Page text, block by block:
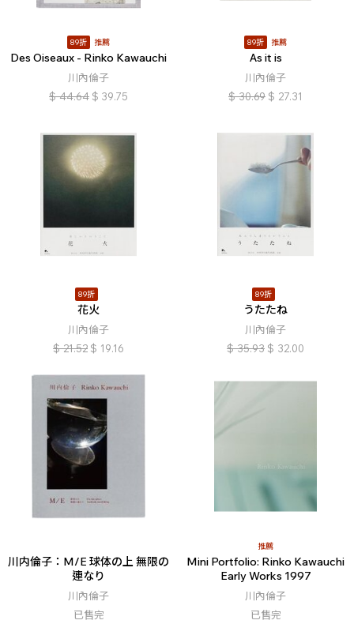
89折 推薦
Des Oiseaux - Rinko Kawauchi
川內倫子
$ 44.64 $ 39.75
89折 推薦
As it is
川內倫子
$ 30.69 $ 27.31
89折
花火
川內倫子
$ 21.52 $ 19.16
89折
うたたね
川內倫子
$ 35.93 $ 32.00
川内倫子：M/E 球体の上 無限の
連なり
川內倫子
已售完
推薦
Mini Portfolio: Rinko Kawauchi
Early Works 1997
川內倫子
已售完